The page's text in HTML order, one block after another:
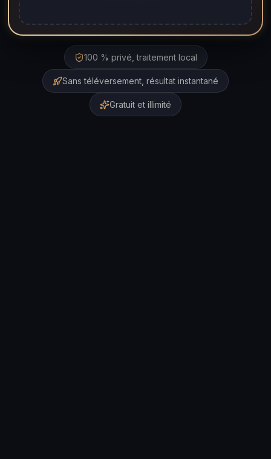
100 % privé, traitement local
Sans téléversement, résultat instantané
Gratuit et illimité